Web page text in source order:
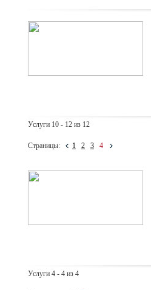
Услуги 10 - 12 из 12
Страницы: 1 2 3 4
Услуги 4 - 4 из 4